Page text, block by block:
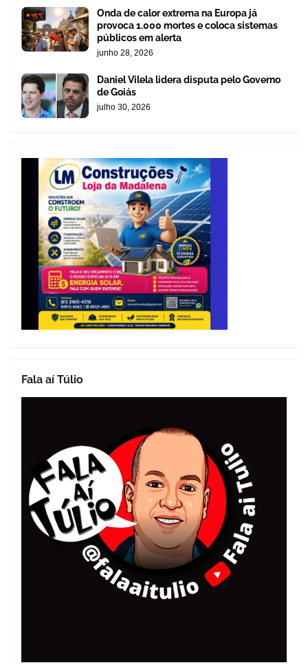
Onda de calor extrema na Europa já
provoca 1.000 mortes e coloca sistemas
públicos em alerta
junho 28, 2026
Daniel Vilela lidera disputa pelo Governo
de Goiás
julho 30, 2026
Fala aí Túlio